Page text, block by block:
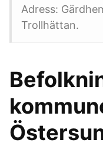
Adress:
Trollhättan.